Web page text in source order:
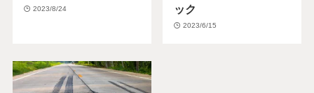
2023/8/24
ック
2023/6/15